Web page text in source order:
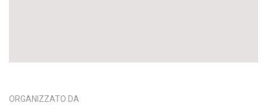
ORGANIZZATO DA